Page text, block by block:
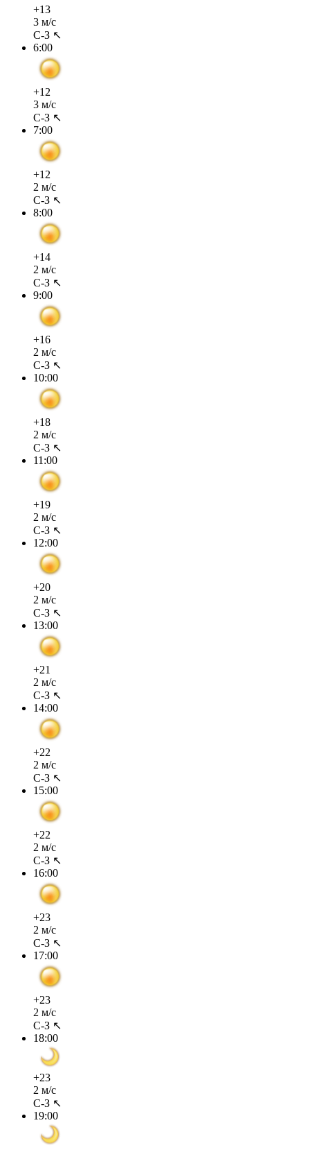
+13
3 м/с
С-З ↖
6:00
+12
3 м/с
С-З ↖
7:00
+12
2 м/с
С-З ↖
8:00
+14
2 м/с
С-З ↖
9:00
+16
2 м/с
С-З ↖
10:00
+18
2 м/с
С-З ↖
11:00
+19
2 м/с
С-З ↖
12:00
+20
2 м/с
С-З ↖
13:00
+21
2 м/с
С-З ↖
14:00
+22
2 м/с
С-З ↖
15:00
+22
2 м/с
С-З ↖
16:00
+23
2 м/с
С-З ↖
17:00
+23
2 м/с
С-З ↖
18:00
+23
2 м/с
С-З ↖
19:00